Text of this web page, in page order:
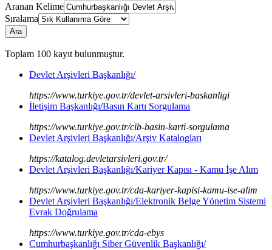
Aranan Kelime
Sıralama
Ara
Toplam 100 kayıt bulunmuştur.
Devlet Arşivleri Başkanlığı/
https://www.turkiye.gov.tr/devlet-arsivleri-baskanligi
İletişim Başkanlığı/Basın Kartı Sorgulama
https://www.turkiye.gov.tr/cib-basin-karti-sorgulama
Devlet Arşivleri Başkanlığı/Arşiv Katalogları
https://katalog.devletarsivleri.gov.tr/
Devlet Arşivleri Başkanlığı/Kariyer Kapısı - Kamu İşe Alım
https://www.turkiye.gov.tr/cda-kariyer-kapisi-kamu-ise-alim
Devlet Arşivleri Başkanlığı/Elektronik Belge Yönetim Sistemi
Evrak Doğrulama
https://www.turkiye.gov.tr/cda-ebys
Cumhurbaşkanlığı Siber Güvenlik Başkanlığı/